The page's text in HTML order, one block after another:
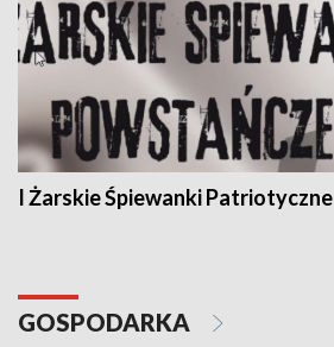
I Żarskie Śpiewanki Patriotyczne
GOSPODARKA